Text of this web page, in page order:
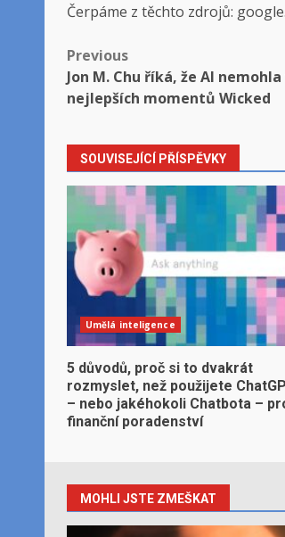
Čerpáme z těchto zdrojů:
Post
navigation
Previous
Jon M. Chu říká, že AI
nejlepších momentů Wicked
SOUVISEJÍCÍ PŘÍSPĚVKY
Umělá inteligence
5 důvodů, proč si to dvakrát
rozmyslet, než použijete
– nebo jakéhokoli Chatbota –
finanční poradenství
MOHLI JSTE ZMEŠKAT